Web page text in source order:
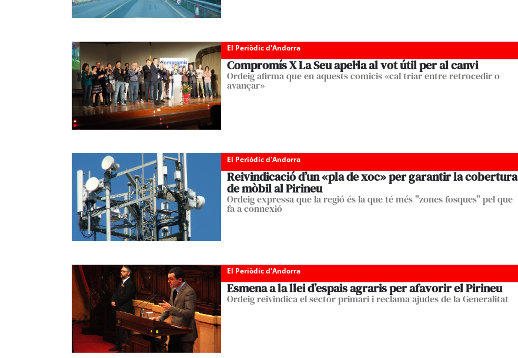
El Periòdic d'Andorra
Compromís X La Seu apel·la al vot útil per al canvi
Ordeig afirma que en aquests comicis «cal triar entre retrocedir o
avançar»
El Periòdic d'Andorra
Reivindicació d’un «pla de xoc» per garantir la cobertura
de mòbil al Pirineu
Ordeig expressa que la regió és la que té més "zones fosques" pel que
fa a connexió
El Periòdic d'Andorra
Esmena a la llei d’espais agraris per afavorir el Pirineu
Ordeig reivindica el sector primari i reclama ajudes de la Generalitat